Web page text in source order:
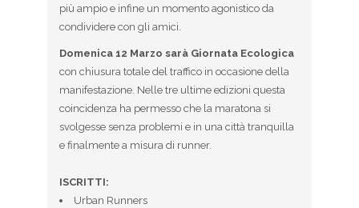
più ampio e infine un momento agonistico da
condividere con gli amici.
Domenica 12 Marzo sarà Giornata Ecologica
con chiusura totale del traffico in occasione della
manifestazione. Nelle tre ultime edizioni questa
coincidenza ha permesso che la maratona si
svolgesse senza problemi e in una città tranquilla
e finalmente a misura di runner.
ISCRITTI:
Urban Runners